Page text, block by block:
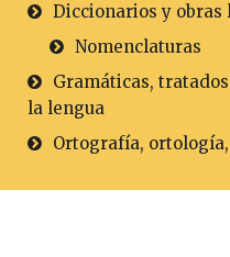
Diccionarios y obras
Nomenclaturas
Gramáticas,
la lengua
Ortografía,